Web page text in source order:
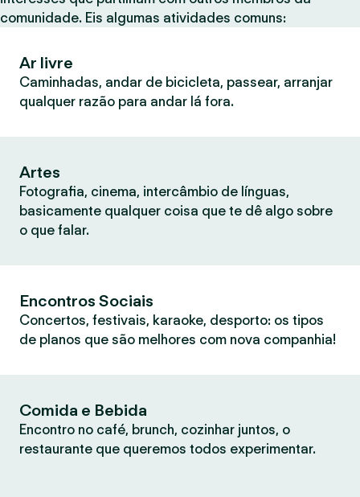
comunidade. Eis algumas atividades comuns:
Ar livre
Caminhadas, andar de bicicleta, passear, arranjar
qualquer razão para andar lá fora.
Artes
Fotografia, cinema, intercâmbio de línguas,
basicamente qualquer coisa que te dê algo sobre
o que falar.
Encontros Sociais
Concertos, festivais, karaoke, desporto: os tipos
de planos que são melhores com nova companhia!
Comida e Bebida
Encontro no café, brunch, cozinhar juntos, o
restaurante que queremos todos experimentar.